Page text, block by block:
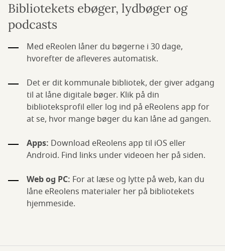
Bibliotekets ebøger, lydbøger og
podcasts
Med eReolen låner du bøgerne i 30 dage,
hvorefter de afleveres automatisk.
Det er dit kommunale bibliotek, der giver adgang
til at låne digitale bøger. Klik på din
biblioteksprofil eller log ind på eReolens app for
at se, hvor mange bøger du kan låne ad gangen.
Apps: Download eReolens app til iOS eller
Android. Find links under videoen her på siden.
Web og PC: For at læse og lytte på web, kan du
låne eReolens materialer her på bibliotekets
hjemmeside.